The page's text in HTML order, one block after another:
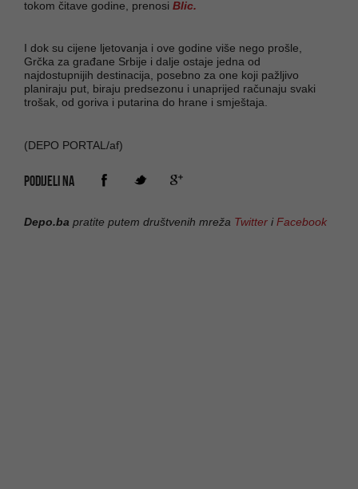
tokom čitave godine, prenosi Blic.
I dok su cijene ljetovanja i ove godine više nego prošle,
Grčka za građane Srbije i dalje ostaje jedna od
najdostupnijih destinacija, posebno za one koji pažljivo
planiraju put, biraju predsezonu i unaprijed računaju svaki
trošak, od goriva i putarina do hrane i smještaja.
(DEPO PORTAL/af)
PODIJELI NA
Depo.ba pratite putem društvenih mreža Twitter iFacebook